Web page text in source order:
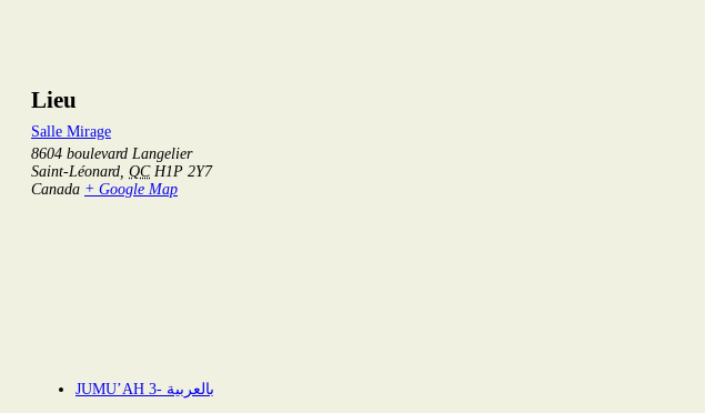
Lieu
Salle Mirage
8604 boulevard Langelier
Saint-Léonard, QC H1P 2Y7
Canada + Google Map
JUMU’AH 3- بالعربية